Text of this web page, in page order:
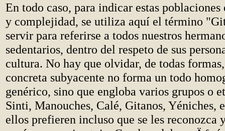
En todo caso, para indicar estas
y complejidad, se utiliza aquí el término
servir para referirse a todos nuestros
sedentarios, dentro del respeto de sus
cultura. No hay que olvidar, de todas
concreta subyacente no forma un todo
genérico, sino que engloba varios grupos o
Sinti, Manouches, Calé, Gitanos, Yéniches,
ellos prefieren incluso que se les reconozca